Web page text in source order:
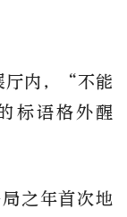
厅内，“不能
标语格外醒
之年首次地